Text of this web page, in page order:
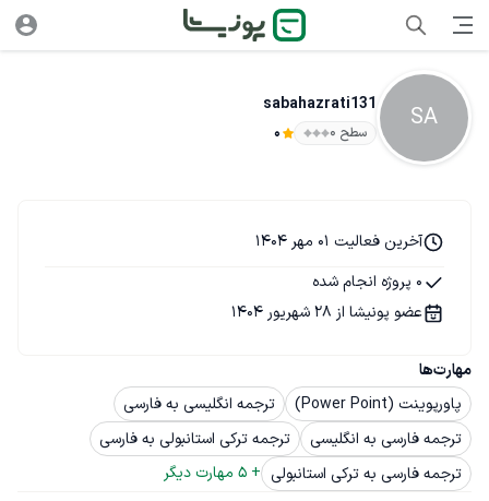
SA
sabahazrati131
سطح ۰ 0
مهارت‌ها
پاورپوینت (Power Point)
ترجمه انگلیسی به فارسی
ترجمه فارسی به انگلیسی
ترجمه ترکی استانبولی به فارسی
ترجمه فارسی به ترکی استانبولی +
5 مهارت دیگر
آخرین فعالیت 01 مهر 1404
0 پروژه انجام شده
عضو پونیشا از 28 شهریور 1404